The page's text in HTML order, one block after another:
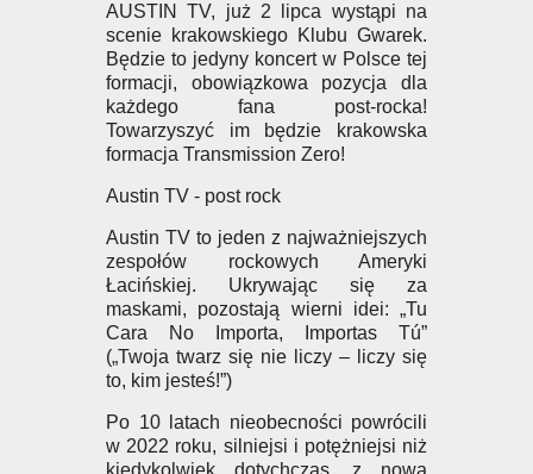
AUSTIN TV, już 2 lipca wystąpi na
scenie krakowskiego Klubu Gwarek.
Będzie to jedyny koncert w Polsce tej
formacji, obowiązkowa pozycja dla
każdego fana post-rocka!
Towarzyszyć im będzie krakowska
formacja Transmission Zero!
Austin TV - post rock
Austin TV to jeden z najważniejszych
zespołów rockowych Ameryki
Łacińskiej. Ukrywając się za
maskami, pozostają wierni idei: „Tu
Cara No Importa, Importas Tú”
(„Twoja twarz się nie liczy – liczy się
to, kim jesteś!”)
Po 10 latach nieobecności powrócili
w 2022 roku, silniejsi i potężniejsi niż
kiedykolwiek dotychczas, z nową